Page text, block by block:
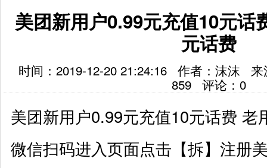
美团新用户0.99元充值10元话
元话费
时间：2019-12-20 21:24:16 作者：沫沫
859评论： 0
美团新用户0.99元充值10元话费 老
微信扫码进入页面点击【拆】注册